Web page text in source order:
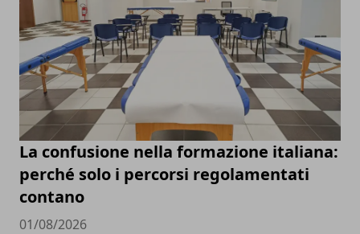
La confusione nella formazione italiana:
perché solo i percorsi regolamentati
contano
01/08/2026